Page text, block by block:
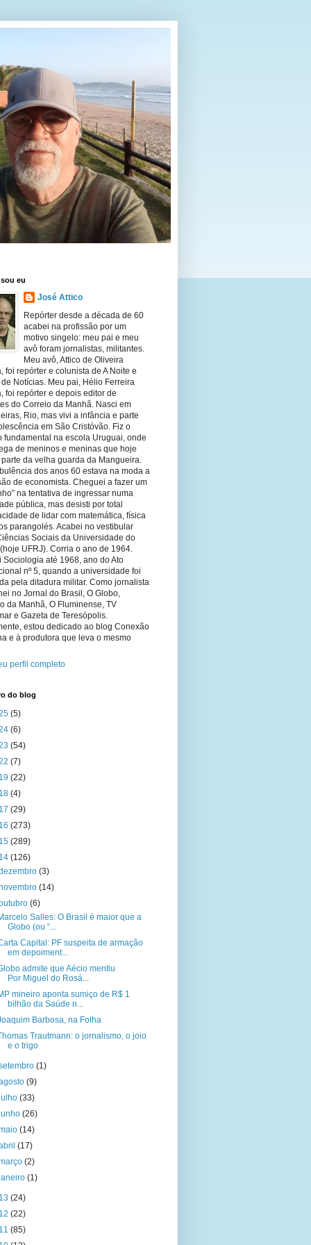
eu
José Attico
Repórter desde a década de 60
acabei na profissão por um
motivo singelo: meu pai e meu
avô foram jornalistas, militantes.
Meu avô, Attico de Oliveira
foi repórter e colunista de A Noite e
de Notícias. Meu pai, Hélio Ferreira
foi repórter e depois editor de
do Correio da Manhã. Nasci em
Rio, mas vivi a infância e parte
em São Cristóvão. Fiz o
fundamental na escola Uruguai, onde
de meninos e meninas que hoje
parte da velha guarda da Mangueira.
dos anos 60 estava na moda a
de economista. Cheguei a fazer um
na tentativa de ingressar numa
pública, mas desisti por total
de lidar com matemática, física
parangolés. Acabei no vestibular
Sociais da Universidade do
UFRJ). Corria o ano de 1964.
Sociologia até 1968, ano do Ato
nº 5, quando a universidade foi
pela ditadura militar. Como jornalista
no Jornal do Brasil, O Globo,
da Manhã, O Fluminense, TV
e Gazeta de Teresópolis.
estou dedicado ao blog Conexão
e à produtora que leva o mesmo
perfil completo
do blog
(5)
(6)
(54)
(7)
(22)
(4)
(29)
(273)
(289)
(126)
(3)
(14)
(6)
Salles: O Brasil é maior que a
Globo (ou “...
Capital: PF suspeita de armação
em depoiment...
admite que Aécio mentiu
Por Miguel do Rosá...
mineiro aponta sumiço de R$ 1
bilhão da Saúde n...
Barbosa, na Folha
Trautmann: o jornalismo, o joio
e o trigo
(1)
(9)
(33)
(26)
(14)
(17)
(2)
(1)
(24)
(22)
(85)